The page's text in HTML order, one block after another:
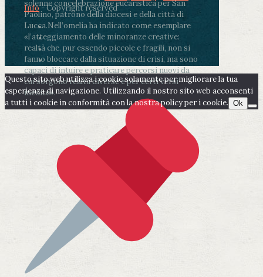
solenne concelebrazione eucaristica per San
Paolino, patrono della diocesi e della città di
Lucca.Nell’omelia ha indicato come esemplare
«l’atteggiamento delle minoranze creative:
realtà che, pur essendo piccole e fragili, non si
fanno bloccare dalla situazione di crisi, ma sono
capaci di intuire e praticare percorsi nuovi da
cui sorgono realtà diverse e per certi versi
inedite».
Info- Copyright reserved
Questo sito web utilizza i cookie solamente per migliorare la tua
esperienza di navigazione. Utilizzando il nostro sito web acconsenti
a tutti i cookie in conformità con la nostra policy per i cookie. Ok